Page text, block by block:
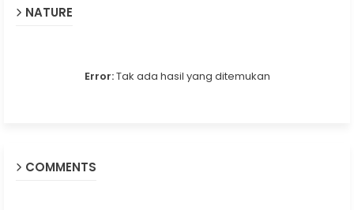
NATURE
Error:Tak ada hasil yang ditemukan
COMMENTS